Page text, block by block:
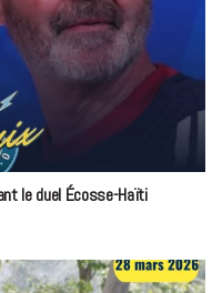
le duel Écosse-Haïti